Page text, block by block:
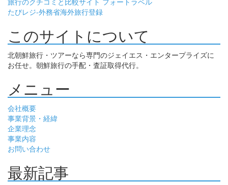
たびレジ-外務省海外旅行登録
このサイトについて
北朝鮮旅行・ツアーなら専門のジェイエス・エンタープライズに
お任せ。朝鮮旅行の手配・査証取得代行。
メニュー
会社概要
事業背景・経緯
企業理念
事業内容
お問い合わせ
最新記事